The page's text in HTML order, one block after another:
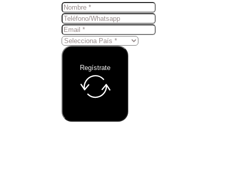
Regístrate